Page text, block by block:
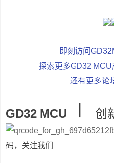
即刻访问
探索更多GD32
还有更多论
GD32 MCU 创
码，关注我们